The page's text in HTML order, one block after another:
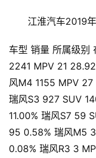
江淮汽车2019
车型 销量 所属级别
2241 MPV 21
风M4 1155 MPV 27
瑞风S3 927 SUV
11.00% 瑞风S7 59
95 0.58% 瑞风M5
0.08% 瑞风R3 3